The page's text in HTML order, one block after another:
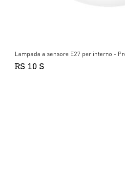
Lampada a sensore E27 per interno -
RS 10 S